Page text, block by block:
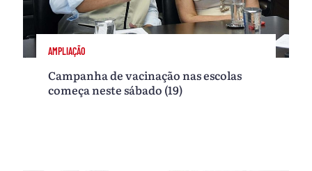
AMPLIAÇÃO
Campanha de vacinação nas escolas
começa neste sábado (19)